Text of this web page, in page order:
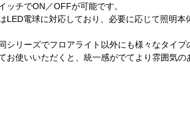
ッチでON／OFFが可能です。
LED電球に対応しており、必要に応じて照明
シリーズでフロアライト以外にも様々なタイ
お使いいただくと、統一感がでてより雰囲気